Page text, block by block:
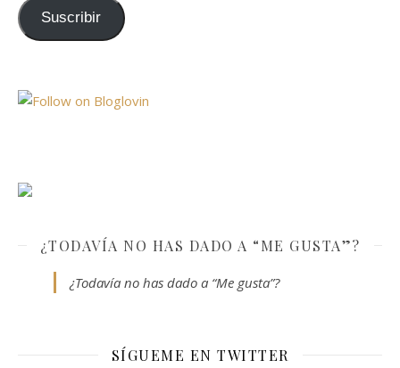
Suscribir
¿TODAVÍA NO HAS DADO A “ME GUSTA”?
¿Todavía no has dado a “Me gusta”?
SÍGUEME EN TWITTER